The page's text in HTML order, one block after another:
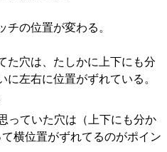
チの位置が変わる。
た穴は、たしかに上下にも分
左右に位置がずれている。